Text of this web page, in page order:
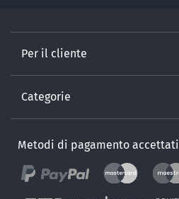
Per il cliente
Categorie
Metodi di pagamento accettati